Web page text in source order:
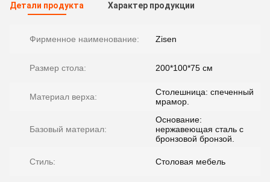
Детали продукта Характер продукции
Фирменное наименование: Zisen
Размер стола: 200*100*75 см
Материал верха:
Столешница: спеченный
мрамор.
Базовый материал:
Основание:
нержавеющая сталь с
бронзовой бронзой.
Стиль: Столовая мебель